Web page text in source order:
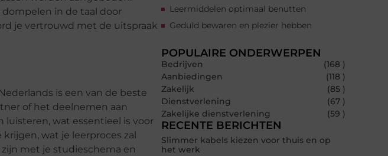
in de taal door
je vertrouwd met de uitspraak
is een van de beste
of het deelnemen aan
wat essentieel is voor
wat je leerproces zal
met je studieschema en
Leermiddelen optimaal benutten
Geduld bewaren en plezier hebben
POPULAIRE ONDERWERPEN
Bedrijven
(168 )
Aanbiedingen
(118 )
Zakelijk
(85 )
Dienstverlening
(67 )
Zakelijke dienstverlening
(59 )
RECENTE BERICHTEN
Slimmer kabels kiezen voor thuis en op
het werk